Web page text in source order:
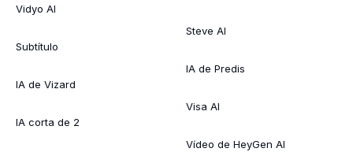
Vidyo AI
Subtítulo
IA de Vizard
IA corta de 2
Steve AI
IA de Predis
Visa AI
Vídeo de HeyGen AI